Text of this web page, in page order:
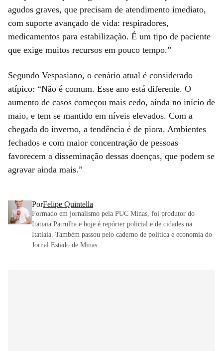
agudos graves, que precisam de atendimento imediato,
com suporte avançado de vida: respiradores,
medicamentos para estabilização. É um tipo de paciente
que exige muitos recursos em pouco tempo.”
Segundo Vespasiano, o cenário atual é considerado
atípico: “Não é comum. Esse ano está diferente. O
aumento de casos começou mais cedo, ainda no início de
maio, e tem se mantido em níveis elevados. Com a
chegada do inverno, a tendência é de piora. Ambientes
fechados e com maior concentração de pessoas
favorecem a disseminação dessas doenças, que podem se
agravar ainda mais.”
PorFelipe Quintella
Formado em jornalismo pela PUC Minas, foi produtor do
Itatiaia Patrulha e hoje é repórter policial e de cidades na
Itatiaia. Também passou pelo caderno de política e economia do
Jornal Estado de Minas.